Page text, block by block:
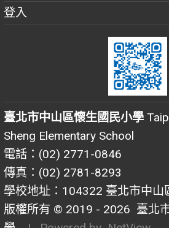
登入
臺北市中山區懷生國民小學
Sheng Elementary School
電話：(02) 2771-0846
傳真：(02) 2781-8293
學校地址：104322 臺北市中山
版權所有 © 2019 - 2026 臺北